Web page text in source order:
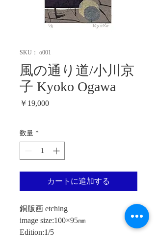
SKU： o001
風の通り道/小川京
子 Kyoko Ogawa
￥19,000価
数量 *
カートに追加する
銅版画 etching
image size:100×95㎜
Edition:1/5